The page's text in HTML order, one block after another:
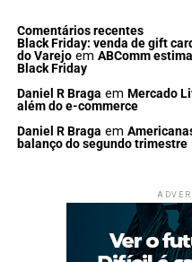
Comentários recentes
Black Friday: venda de gift
do Varejoem ABComm
Black Friday
Daniel R Braga em Mercado
além do e-commerce
Daniel R Braga em
balanço do segundo trimestre